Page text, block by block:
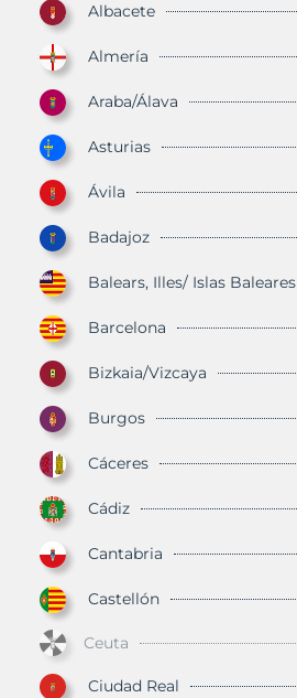
Albacete
Almería
Araba/Álava
Asturias
Ávila
Badajoz
Balears, Illes/ Islas Baleares
Barcelona
Bizkaia/Vizcaya
Burgos
Cáceres
Cádiz
Cantabria
Castellón
Ceuta
Ciudad Real